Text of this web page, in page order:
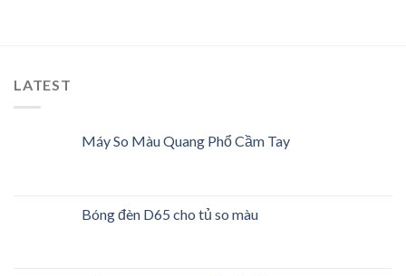
LATEST
Máy So Màu Quang Phổ Cầm Tay
Bóng đèn D65 cho tủ so màu